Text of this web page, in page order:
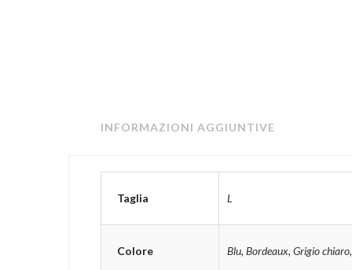
INFORMAZIONI AGGIUNTIVE
Taglia L
Colore Blu, Bordeaux, Grigio chiaro